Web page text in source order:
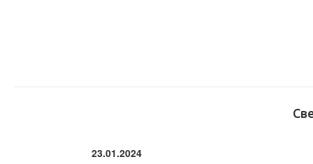
23.01.2024